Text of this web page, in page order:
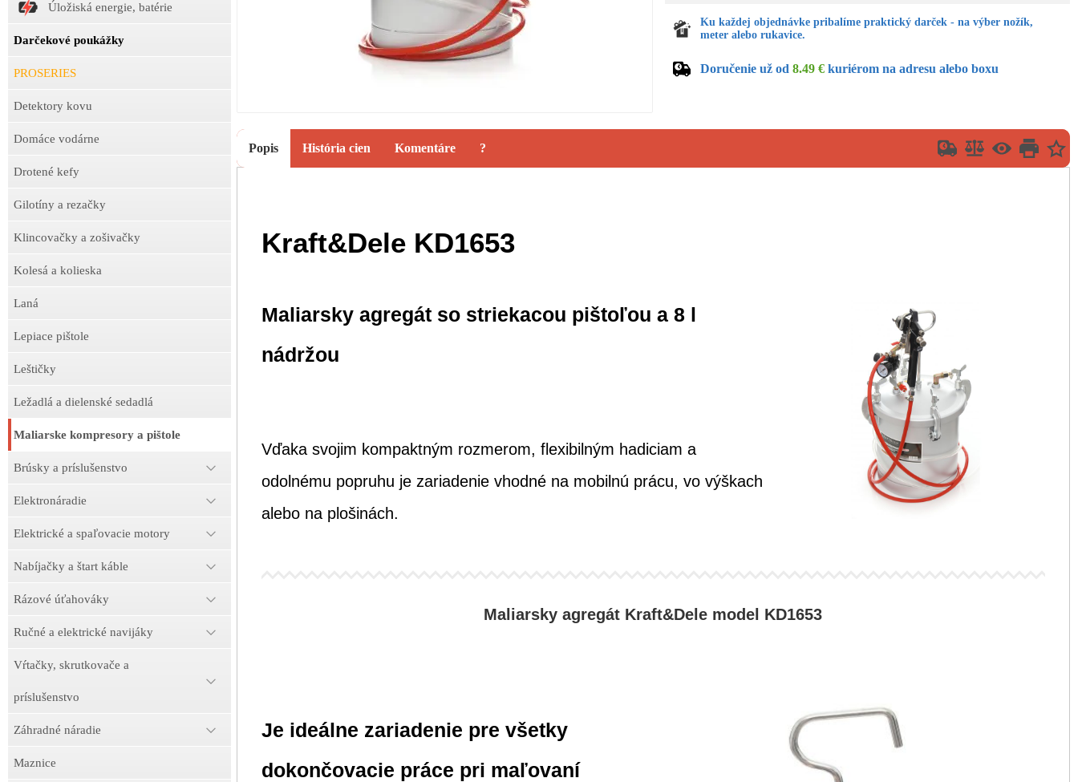
Úložiská energie, batérie
Darčekové poukážky
PROSERIES
Detektory kovu
Domáce vodárne
Drotené kefy
Gilotíny a rezačky
Klincovačky a zošivačky
Kolesá a kolieska
Laná
Lepiace pištole
Leštičky
Ležadlá a dielenské sedadlá
Maliarske kompresory a pištole
Brúsky a príslušenstvo
Elektronáradie
Elektrické a spaľovacie motory
Nabíjačky a štart káble
Rázové úťahováky
Ručné a elektrické navijáky
Vŕtačky, skrutkovače a
príslušenstvo
Záhradné náradie
Maznice
Ku každej objednávke pribalíme praktický darček - na výber nožík,
meter alebo rukavice.
Doručenie už od8.49 € kuriérom na adresu alebo boxu
Popis História cien Komentáre ?
Kraft&Dele KD1653
Maliarsky agregát so striekacou pištoľou a 8 l
nádržou
Vďaka svojim kompaktným rozmerom, flexibilným hadiciam a
odolnému popruhu je zariadenie vhodné na mobilnú prácu, vo výškach
alebo na plošinách.
Maliarsky agregát Kraft&Dele model KD1653
Je ideálne zariadenie pre všetky
dokončovacie práce pri maľovaní